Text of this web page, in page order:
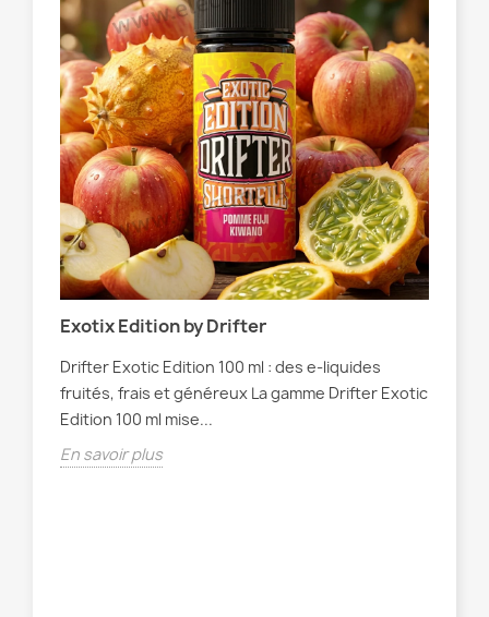
Exotix Edition by Drifter
Drifter Exotic Edition 100 ml : des e-liquides
fruités, frais et généreux La gamme Drifter Exotic
Edition 100 ml mise...
En savoir plus